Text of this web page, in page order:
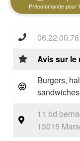
Précommande pour
Avis sur le
Burgers,
11 bd
13015